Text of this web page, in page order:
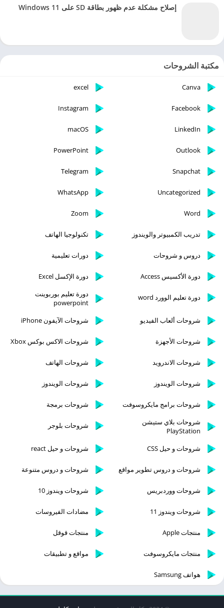
إصلاح مشكلة عدم ظهور بطاقة SD على Windows 11
مكتبة الشروحات
Canva
excel
Facebook
Instagram
LinkedIn
macOS
Outlook
PowerPoint
Snapchat
Telegram
Uncategorized
WhatsApp
Word
Zoom
تدريب الكمبيوتر والويندوز تكنولوجيا الهاتف
دروس و شروحات دورات تعليمية
دورة الأكسيس Access دورة الإكسل Excel
دورة تعليم الوورد word
دورة تعليم بوربوينت
powerpoint
شروحات ألعاب الفيديو
شروحات الآيفون iPhone
شروحات الأجهزة شروحات الاكس بوكس Xbox
شروحات الاندرويد شروحات الهاتف
شروحات الويندوز شروحات الويندوز
شروحات برامج مايكروسوفت
شروحات برمجة
شروحات بلاي ستيشن
PlayStation
شروحات بلوجر
شروحات و حيل CSS شروحات و حيل react
شروحات و دروس تطوير مواقع شروحات و دروس متنوعة
شروحات ووردبريس شروحات ويندوز 10
شروحات ويندوز 11 مضادات الفيروسات
منتجات Apple منتجات قوقل
منتجات مايكروسوفت مواقع و تطبيقات
هواتف Samsung